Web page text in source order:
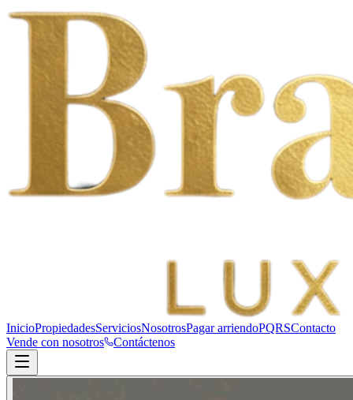
InicioPropiedadesServiciosNosotrosPagar arriendoPQRSContacto
Vende con nosotros
Contáctenos